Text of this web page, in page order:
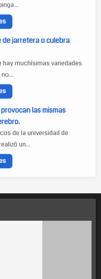
jarretera o culebra
hay muchísimas variedades
las mismas
de la universidad de
un...